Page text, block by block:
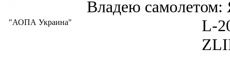
"АОПА Украина"
Владею
L-200D
ZLIN 526